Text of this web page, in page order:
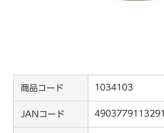
商品コード 1034103
JANコード 4903779113291